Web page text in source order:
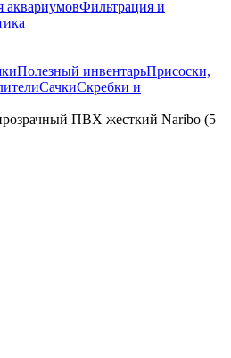
аквариумовФильтрация и
Полезный инвентарьПрисоски,
СачкиСкребки и
ПВХ жесткий Naribo (5